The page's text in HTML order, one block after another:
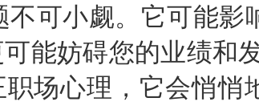
不可小觑。它可能影
能妨碍您的业绩和
场心理，它会悄悄